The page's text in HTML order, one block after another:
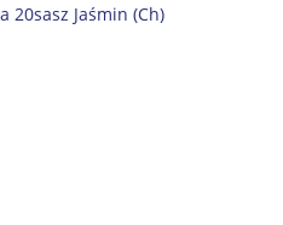
20sasz Jaśmin (Ch)